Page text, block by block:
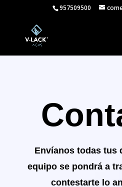
957509500
Envíanos todas tus
equipo se pondrá a
contestarte lo